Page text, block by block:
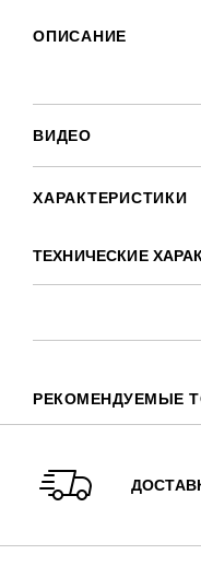
ОПИСАНИЕ
ВИДЕО
ХАРАКТЕРИСТИКИ
ТЕХНИЧЕСКИЕ
РЕКОМЕНДУЕМЫЕ